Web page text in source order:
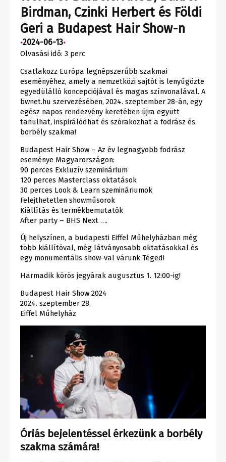
Birdman, Czinki Herbert és Földi
Geri a Budapest Hair Show-n
•2024-06-13•
Olvasási idő: 3 perc
Csatlakozz Európa legnépszerűbb szakmai
eseményéhez, amely a nemzetközi sajtót is lenyűgözte
egyedülálló koncepciójával és magas színvonalával. A
bwnet.hu szervezésében, 2024. szeptember 28-án, egy
egész napos rendezvény keretében újra együtt
tanulhat, inspirálódhat és szórakozhat a fodrász és
borbély szakma!
Budapest Hair Show – Az év legnagyobb fodrász
eseménye Magyarországon:
90 perces Exkluzív szeminárium
120 perces Masterclass oktatások
30 perces Look & Learn szemináriumok
Felejthetetlen showműsorok
Kiállítás és termékbemutatók
After party – BHS Next ….
Új helyszínen, a budapesti Eiffel Műhelyházban még
több kiállítóval, még látványosabb oktatásokkal és
egy monumentális show-val várunk Téged!
Harmadik körös jegyárak augusztus 1. 12:00-ig!
Budapest Hair Show 2024
2024. szeptember 28.
Eiffel Műhelyház
Óriás bejelentéssel érkezünk a borbély
szakma számára!